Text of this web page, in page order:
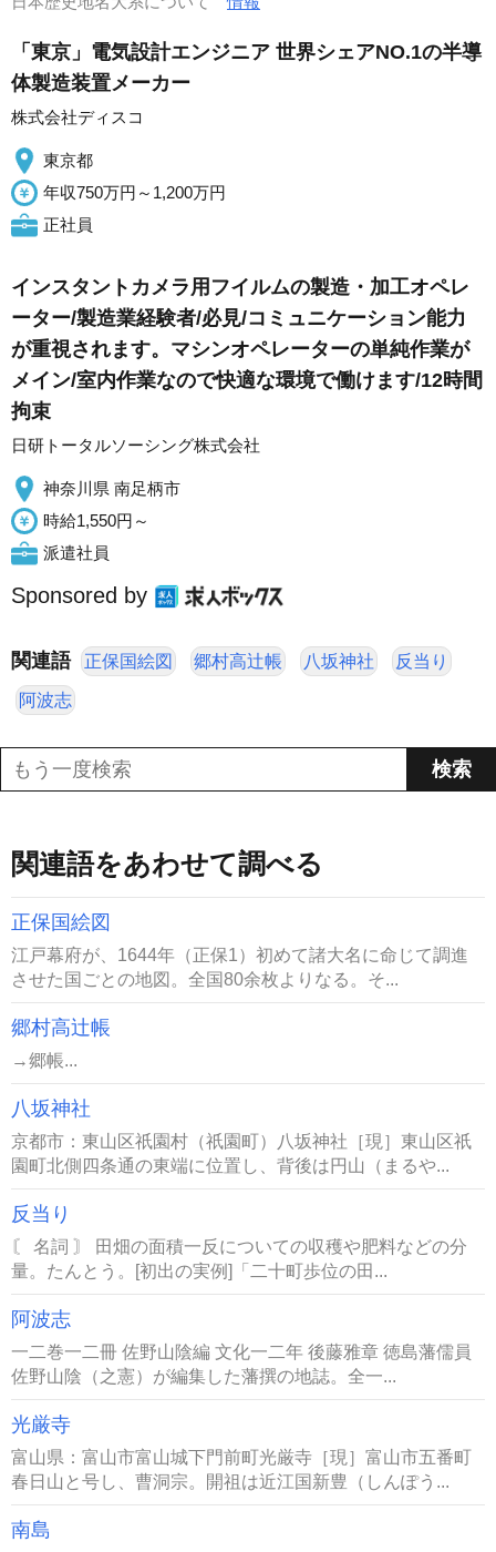
「東京」電気設計エンジニア 世界シェアNO.1の半導
体製造装置メーカー
株式会社ディスコ
東京都
年収750万円～1,200万円
正社員
インスタントカメラ用フイルムの製造・加工オペレ
ーター/製造業経験者/必見/コミュニケーション能力
が重視されます。マシンオペレーターの単純作業が
メイン/室内作業なので快適な環境で働けます/12時間
拘束
日研トータルソーシング株式会社
神奈川県 南足柄市
時給1,550円～
派遣社員
Sponsored by
関連語 正保国絵図 郷村高辻帳 八坂神社 反当り
阿波志
関連語をあわせて調べる
正保国絵図
江戸幕府が、1644年（正保1）初めて諸大名に命じて調進
させた国ごとの地図。全国80余枚よりなる。そ...
郷村高辻帳
→郷帳...
八坂神社
京都市：東山区祇園村（祇園町）八坂神社［現］東山区祇
園町北側四条通の東端に位置し、背後は円山（まるや...
反当り
〘 名詞 〙 田畑の面積一反についての収穫や肥料などの分
量。たんとう。[初出の実例]「二十町歩位の田...
阿波志
一二巻一二冊 佐野山陰編 文化一二年 後藤雅章 徳島藩儒員
佐野山陰（之憲）が編集した藩撰の地誌。全一...
光厳寺
富山県：富山市富山城下門前町光厳寺［現］富山市五番町
春日山と号し、曹洞宗。開祖は近江国新豊（しんぽう...
南島